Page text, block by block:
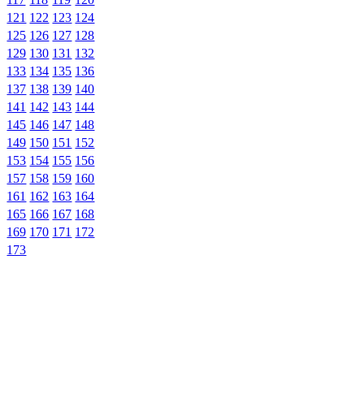
121 122 123 124
125 126 127 128
129 130 131 132
133 134 135 136
137 138 139 140
141 142 143 144
145 146 147 148
149 150 151 152
153 154 155 156
157 158 159 160
161 162 163 164
165 166 167 168
169 170 171 172
173